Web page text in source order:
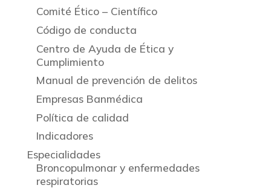
Comité Ético – Científico
Código de conducta
Centro de Ayuda de Ética y
Cumplimiento
Manual de prevención de delitos
Empresas Banmédica
Política de calidad
Indicadores
Especialidades
Broncopulmonar y enfermedades
respiratorias